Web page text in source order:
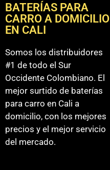
BATERÍAS PARA
CARRO A DOMICILIO
EN CALI
Somos los distribuidores
#1 de todo el Sur
Occidente Colombiano. El
mejor surtido de baterías
para carro en Cali a
domicilio, con los mejores
precios y el mejor servicio
del mercado.